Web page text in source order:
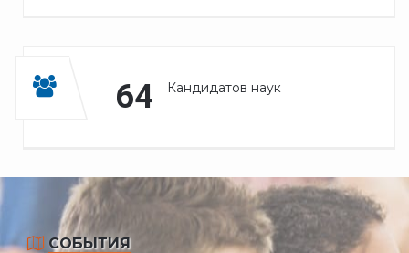
64 Кандидатов наук
СОБЫТИЯ